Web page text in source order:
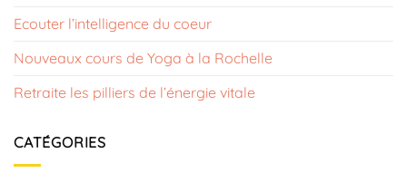
Ecouter l’intelligence du coeur
Nouveaux cours de Yoga à la Rochelle
Retraite les pilliers de l’énergie vitale
CATÉGORIES